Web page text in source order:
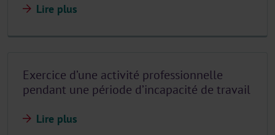
Lire plus
Exercice d’une activité professionnelle
pendant une période d’incapacité de travail
Lire plus